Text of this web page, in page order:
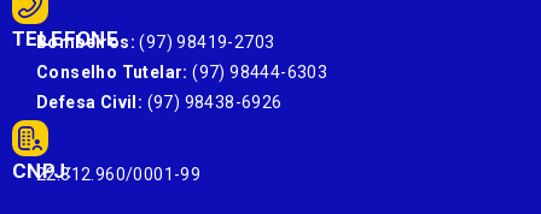
TELEFONE
Bombeiros: (97) 98419-2703
Conselho Tutelar: (97) 98444-6303
Defesa Civil: (97) 98438-6926
CNPJ:
22.812.960/0001-99